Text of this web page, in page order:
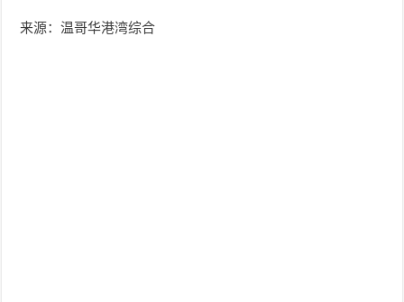
来源：温哥华港湾综合